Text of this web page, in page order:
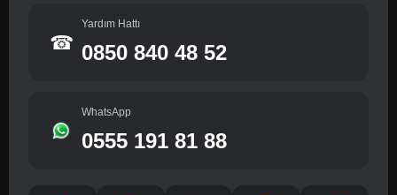
☎
Yardım Hattı
0850 840 48 52
WhatsApp
0555 191 81 88